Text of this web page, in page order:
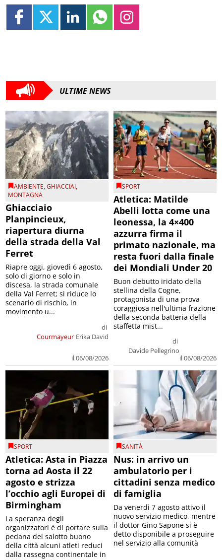
ULTIME NEWS
AMBIENTE,GHIACCIAI,
MONTAGNA
Ghiacciaio
Planpincieux,
riapertura diurna
della strada della Val
Ferret
Courmayeur
di
Erika David
il 06/08/2026
Riapre oggi, giovedì 6 agosto,
solo di giorno e solo in
discesa, la strada comunale
della Val Ferret; si riduce lo
scenario di rischio, in
movimento u...
SPORT
Atletica: Matilde
Abelli lotta come una
leonessa, la 4×400
azzurra firma il
primato nazionale, ma
resta fuori dalla finale
dei Mondiali Under 20
di
Davide Pellegrino
il 06/08/2026
Buon debutto iridato della
stellina della Cogne,
protagonista di una prova
coraggiosa nell'ultima frazione
della seconda batteria della
staffetta mist...
SPORT
Atletica: Asta in Piazza
torna ad Aosta il 22
agosto e strizza
l’occhio agli Europei di
Birmingham
La speranza degli
organizzatori è di portare sulla
pedana del salotto buono
della città alcuni atleti reduci
dalla rassegna continentale in
SANITÀ
Nus: in arrivo un
ambulatorio per i
cittadini senza medico
di famiglia
Da venerdì 7 agosto attivo il
nuovo servizio medico, mentre
il dottor Gino Sapone si è
detto disponibile a proseguire
nel servizio alla comunità